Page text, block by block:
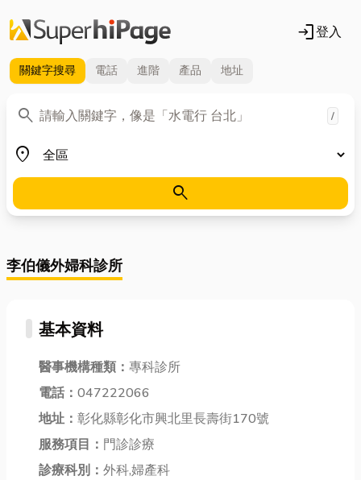
login登入
關鍵字搜尋 電話 進階 產品 地址
search
關鍵字 /
place
地區
search
李伯儀外婦科診所
基本資料
醫事機構種類： 專科診所
電話： 047222066
地址： 彰化縣彰化市興北里長壽街170號
服務項目： 門診診療
診療科別： 外科,婦產科